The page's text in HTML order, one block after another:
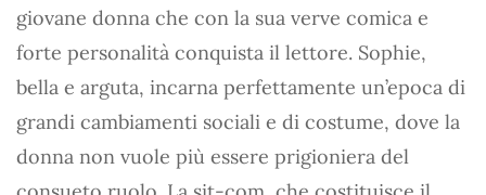
giovane donna che con la sua verve comica e
forte personalità conquista il lettore. Sophie,
bella e arguta, incarna perfettamente un’epoca di
grandi cambiamenti sociali e di costume, dove la
donna non vuole più essere prigioniera del